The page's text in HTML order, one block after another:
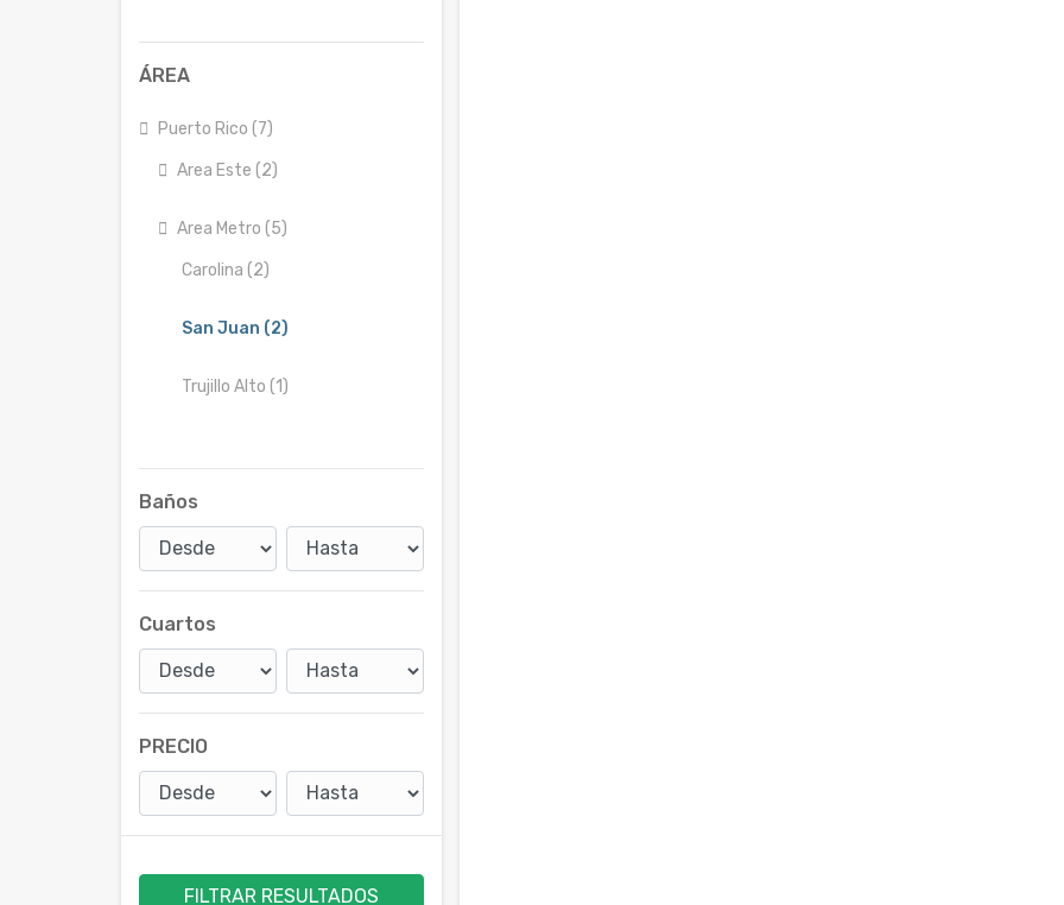
ÁREA
Puerto Rico (7)
Area Este (2)
Area Metro (5)
Carolina (2)
San Juan (2)
Trujillo Alto (1)
Baños
Cuartos
PRECIO
FILTRAR RESULTADOS